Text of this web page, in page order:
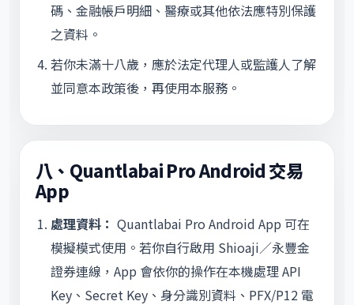
碼、金融帳戶明細、醫療或其他依法應特別保護
之資料。
若你未滿十八歲，應於法定代理人或監護人了解
並同意本政策後，再使用本服務。
八、Quantlabai Pro Android 交易
App
處理資料： Quantlabai Pro Android App 可在
模擬模式使用。若你自行啟用 Shioaji／永豐金
證券連線，App 會依你的操作在本機處理 API
Key、Secret Key、身分識別資料、PFX/P12 電